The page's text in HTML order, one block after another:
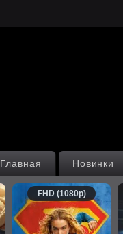
Новинки
Главная
FHD (1080p)